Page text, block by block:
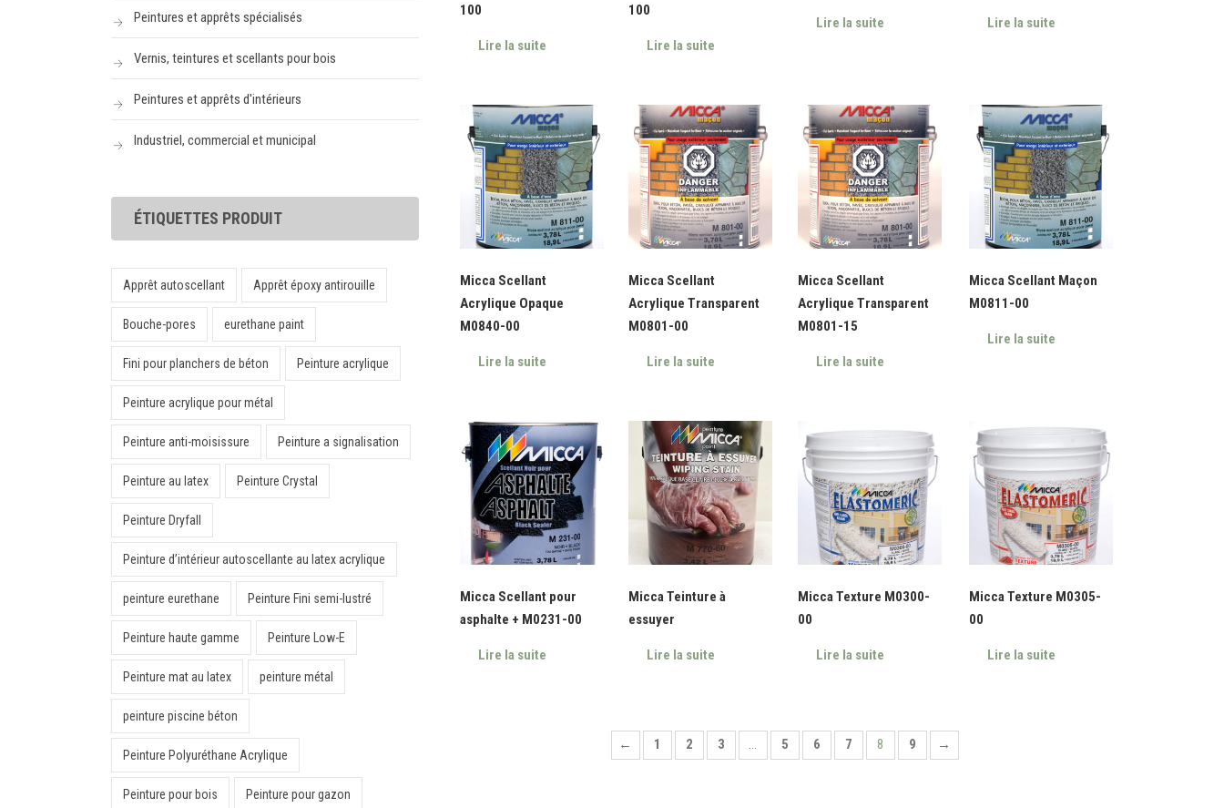
100
Lire la suite
100
Lire la suite
Lire la suite Lire la suite
Micca Scellant
Acrylique Opaque
M0840-00
Lire la suite
Micca Scellant
Acrylique Transparent
M0801-00
Lire la suite
Micca Scellant
Acrylique Transparent
M0801-15
Lire la suite
Micca Scellant Maçon
M0811-00
Lire la suite
Micca Scellant pour
asphalte + M0231-00
Lire la suite
Micca Teinture à
essuyer
Lire la suite
Micca Texture M0300-
00
Lire la suite
Micca Texture M0305-
00
Lire la suite
← 1 2 3 … 5 6 7 8 9 →
Peintures et apprêts spécialisés
Vernis, teintures et scellants pour bois
Peintures et apprêts d'intérieurs
Industriel, commercial et municipal
ÉTIQUETTES PRODUIT
Apprêt autoscellant Apprêt époxy antirouille
Bouche-pores eurethane paint
Fini pour planchers de béton Peinture acrylique
Peinture acrylique pour métal
Peinture anti-moisissure Peinture a signalisation
Peinture au latex Peinture Crystal
Peinture Dryfall
Peinture d’intérieur autoscellante au latex acrylique
peinture eurethane Peinture Fini semi-lustré
Peinture haute gamme Peinture Low-E
Peinture mat au latex peinture métal
peinture piscine béton
Peinture Polyuréthane Acrylique
Peinture pour bois Peinture pour gazon